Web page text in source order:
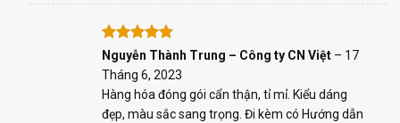
Rated5
out of 5
Nguyễn Thành Trung – Công ty CN Việt – 17
Tháng 6, 2023
Hàng hóa đóng gói cẩn thận, tỉ mỉ. Kiểu dáng
đẹp, màu sắc sang trọng. Đi kèm có Hướng dẫn